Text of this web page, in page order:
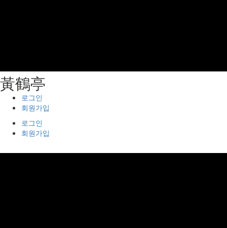
⿈鶴亭
로그인
회원가입
로그인
회원가입